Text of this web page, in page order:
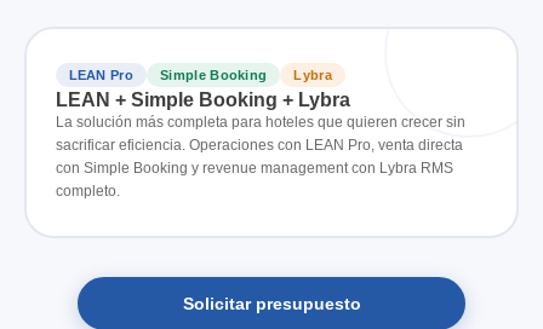
LEAN Pro Simple Booking Lybra
LEAN + Simple Booking + Lybra
La solución más completa para hoteles que quieren crecer sin
sacrificar eficiencia. Operaciones con LEAN Pro, venta directa
con Simple Booking y revenue management con Lybra RMS
completo.
Solicitar presupuesto